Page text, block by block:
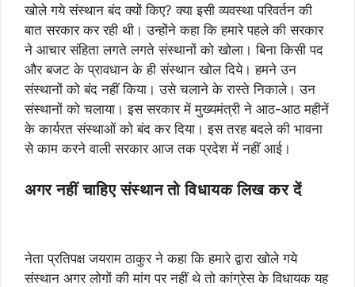
खोले गये संस्थान बंद क्यों किए? क्या इसी व्यवस्था परिवर्तन की
बात सरकार कर रही थी। उन्होंने कहा कि हमारे पहले की सरकार
ने आचार संहिता लगते लगते संस्थानों को खोला। बिना किसी पद
और बजट के प्रावधान के ही संस्थान खोल दिये। हमने उन
संस्थानों को बंद नहीं किया। उसे चलाने के रास्ते निकाले। उन
संस्थानों को चलाया। इस सरकार में मुख्यमंत्री ने आठ-आठ महीनें
के कार्यरत संस्थाओं को बंद कर दिया। इस तरह बदले की भावना
से काम करने वाली सरकार आज तक प्रदेश में नहीं आई।
अगर नहीं चाहिए संस्थान तो विधायक लिख कर दें
नेता प्रतिपक्ष जयराम ठाकुर ने कहा कि हमारे द्वारा खोले गये
संस्थान अगर लोगों की मांग पर नहीं थे तो कांग्रेस के विधायक यह